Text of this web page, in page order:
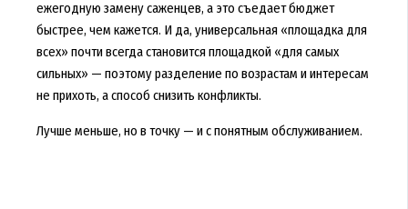
ежегодную замену саженцев, а это съедает бюджет
быстрее, чем кажется. И да, универсальная «площадка для
всех» почти всегда становится площадкой «для самых
сильных» — поэтому разделение по возрастам и интересам
не прихоть, а способ снизить конфликты.
Лучше меньше, но в точку — и с понятным обслуживанием.